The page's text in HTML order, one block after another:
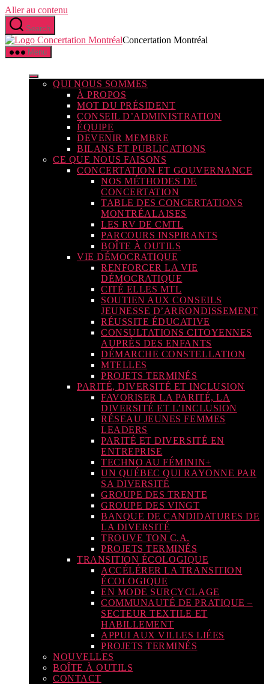
Aller au contenu
Search
Concertation Montréal
Menu
QUI NOUS SOMMES
À PROPOS
MOT DU PRÉSIDENT
CONSEIL D’ADMINISTRATION
ÉQUIPE
DEVENIR MEMBRE
BILANS ET PUBLICATIONS
CE QUE NOUS FAISONS
CONCERTATION ET GOUVERNANCE
NOS MÉTHODES DE
CONCERTATION
TABLE DES CONCERTATIONS
MONTRÉALAISES
LES RV DE CMTL
PARCOURS INSPIRANTS
BOÎTE À OUTILS
VIE DÉMOCRATIQUE
RENFORCER LA VIE
DÉMOCRATIQUE
CITÉ ELLES MTL
SOUTIEN AUX CONSEILS
JEUNESSE D’ARRONDISSEMENT
RÉUSSITE ÉDUCATIVE
CONSULTATIONS CITOYENNES
AUPRÈS DES ENFANTS
DÉMARCHE CONSTELLATION
MTELLES
PROJETS TERMINÉS
PARITÉ, DIVERSITÉ ET INCLUSION
FAVORISER LA PARITÉ, LA
DIVERSITÉ ET L’INCLUSION
RÉSEAU JEUNES FEMMES
LEADERS
PARITÉ ET DIVERSITÉ EN
ENTREPRISE
TECHNO AU FÉMININ+
UN QUÉBEC QUI RAYONNE PAR
SA DIVERSITÉ
GROUPE DES TRENTE
GROUPE DES VINGT
BANQUE DE CANDIDATURES DE
LA DIVERSITÉ
TROUVE TON C.A.
PROJETS TERMINÉS
TRANSITION ÉCOLOGIQUE
ACCÉLÉRER LA TRANSITION
ÉCOLOGIQUE
EN MODE SURCYCLAGE
COMMUNAUTÉ DE PRATIQUE –
SECTEUR TEXTILE ET
HABILLEMENT
APPUI AUX VILLES LIÉES
PROJETS TERMINÉS
NOUVELLES
BOÎTE À OUTILS
CONTACT